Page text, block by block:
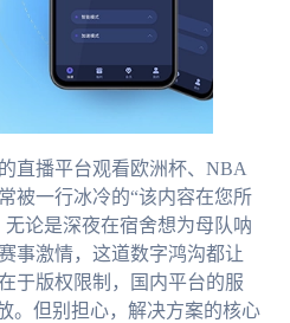
直播平台观看欧洲杯、NBA
被一行冰冷的“该内容在您所
论是深夜在宿舍想为母队呐
事激情，这道数字鸿沟都让
于版权限制，国内平台的服
。但别担心，解决方案的核心